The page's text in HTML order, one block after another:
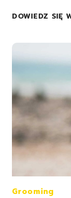
DOWIEDZ SIĘ
Grooming